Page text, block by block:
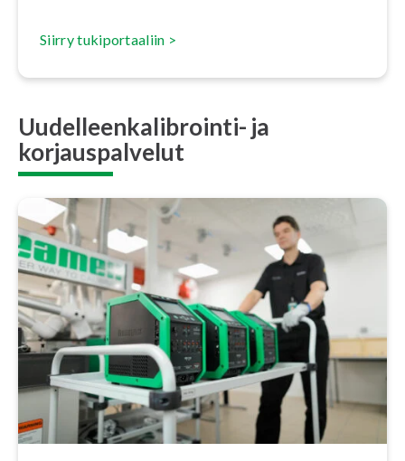
Siirry tu­ki­por­taa­liin >
Uudelleenkalibrointi- ja
korjauspalvelut